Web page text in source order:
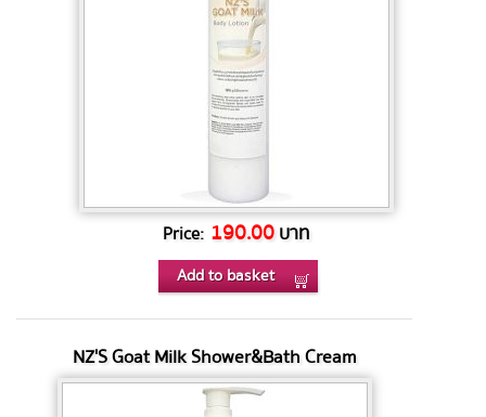
Price: 190.00บาท
Add to basket
NZ'S Goat Milk Shower&Bath Cream